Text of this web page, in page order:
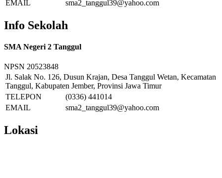
EMAIL
sma2_tanggul39@yahoo.com
Info Sekolah
SMA Negeri 2 Tanggul
NPSN 20523848
Jl. Salak No. 126, Dusun Krajan, Desa Tanggul Wetan, Kecamatan
Tanggul, Kabupaten Jember, Provinsi Jawa Timur
TELEPON
(0336) 441014
EMAIL
sma2_tanggul39@yahoo.com
Lokasi